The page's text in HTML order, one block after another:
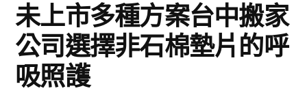
未上市多種方案台中搬家
公司選擇非石棉墊片的呼
吸照護